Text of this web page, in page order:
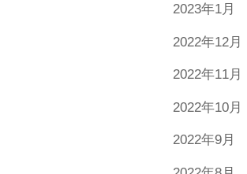
2023年1月
2022年12月
2022年11月
2022年10月
2022年9月